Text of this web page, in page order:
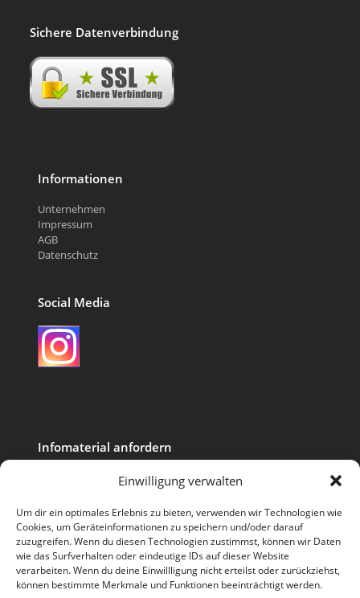
Einwilligung verwalten
Um dir ein optimales Erlebnis zu bieten, verwenden wir Technologien wie
Cookies, um Geräteinformationen zu speichern und/oder darauf
zuzugreifen. Wenn du diesen Technologien zustimmst, können wir Daten
wie das Surfverhalten oder eindeutige IDs auf dieser Website
verarbeiten. Wenn du deine Einwillligung nicht erteilst oder zurückziehst,
können bestimmte Merkmale und Funktionen beeinträchtigt werden.
Sichere Datenverbindung
Informationen
Unternehmen
Impressum
AGB
Datenschutz
Social Media
Instagram
Infomaterial anfordern
Ihr Name (Pflichtfeld)
Ihre E-Mail-Adresse (Pflichtfeld)